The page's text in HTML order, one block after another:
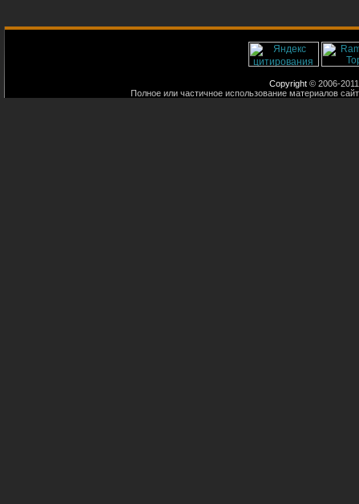
Copyright © 2006-
Полное или частичное использование материалов